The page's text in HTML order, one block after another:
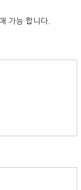
가능 합니다.